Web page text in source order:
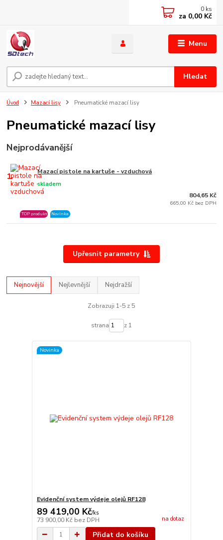
Menu
Hledat
0 ks
za 0,00 Kč
Úvod Mazací lisy Pneumatické mazací lisy
Pneumatické mazací lisy
Nejprodávanější
1. Mazací pistole na kartuše - vzduchová
skladem
TOP produkt Novinka
804,65 Kč
665,00 Kč bez DPH
Upřesnit parametry
Nejnovější Nejlevnější Nejdražší
Zobrazuji 1-5 z 5
strana z 1
Novinka
Evidenční system výdeje olejů RF128
89 419,00 Kč/ks
73 900,00 Kč bez DPH na dotaz
Přidat do košíku